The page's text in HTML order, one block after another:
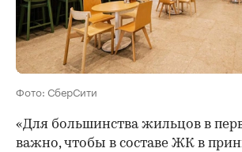
Фото: СберСити
«Для большинства жильцов в
важно, чтобы в составе ЖК в